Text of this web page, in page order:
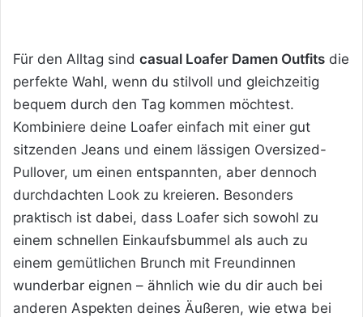
Für den Alltag sind casual Loafer Damen Outfits die
perfekte Wahl, wenn du stilvoll und gleichzeitig
bequem durch den Tag kommen möchtest.
Kombiniere deine Loafer einfach mit einer gut
sitzenden Jeans und einem lässigen Oversized-
Pullover, um einen entspannten, aber dennoch
durchdachten Look zu kreieren. Besonders
praktisch ist dabei, dass Loafer sich sowohl zu
einem schnellen Einkaufsbummel als auch zu
einem gemütlichen Brunch mit Freundinnen
wunderbar eignen – ähnlich wie du dir auch bei
anderen Aspekten deines Äußeren, wie etwa bei